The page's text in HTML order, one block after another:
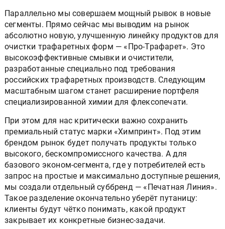
Параллельно мы совершаем мощный рывок в новые
сегменты. Прямо сейчас мы выводим на рынок
абсолютно новую, улучшенную линейку продуктов для
очистки трафаретных форм — «Про-Трафарет». Это
высокоэффективные смывки и очистители,
разработанные специально под требования
российских трафаретных производств. Следующим
масштабным шагом станет расширение портфеля
специализированной химии для флексопечати.
При этом для нас критически важно сохранить
премиальный статус марки «Химпринт». Под этим
брендом рынок будет получать продукты только
высокого, бескомпромиссного качества. А для
базового эконом-сегмента, где у потребителей есть
запрос на простые и максимально доступные решения,
мы создали отдельный суббренд — «Печатная Линия».
Такое разделение окончательно уберёт путаницу:
клиенты будут чётко понимать, какой продукт
закрывает их конкретные бизнес-задачи.